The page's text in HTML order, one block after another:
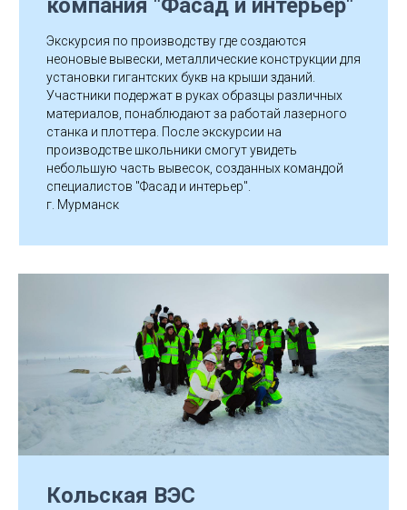
компания "Фасад и интерьер"
Экскурсия по производству где создаются
неоновые вывески, металлические конструкции для
установки гигантских букв на крыши зданий.
Участники подержат в руках образцы различных
материалов, понаблюдают за работай лазерного
станка и плоттера. После экскурсии на
производстве школьники смогут увидеть
небольшую часть вывесок, созданных командой
специалистов "Фасад и интерьер".
г. Мурманск
Кольская ВЭС